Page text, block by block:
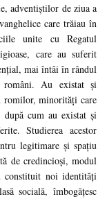
adventiștilor de ziua a
care trăiau în
unite cu Regatul
care au suferit
mai întâi în rândul
Au existat şi
romilor, minorităţi care
după cum au existat şi
Studierea acestor
legitimare şi spaţiu
de credincioşi, modul
constituit noi identităţi
socială, îmbogăţesc